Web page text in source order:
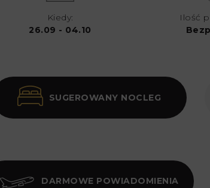
Kiedy:
26.09 - 04.10
Ilość
SUGEROWANY NOCLEG
DARMOWE POWIADOMIENIA